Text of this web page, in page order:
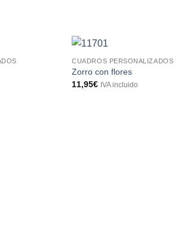
CUADROS PERSONALIZADOS
Zorro con flores
11,95€ IVA incluido